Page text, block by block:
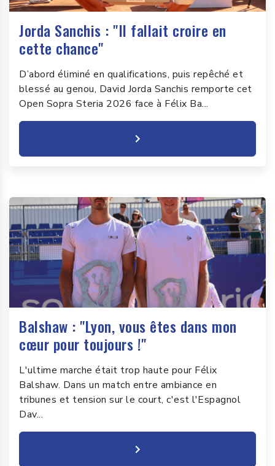
Jorda Sanchis : "Il fallait croire en
cette chance"
D’abord éliminé en qualifications, puis repêché et
blessé au genou, David Jorda Sanchis remporte cet
Open Sopra Steria 2026 face à Félix Ba...
Balshaw : "Lyon, vous êtes dans mon
cœur pour toujours !"
L'ultime marche était trop haute pour Félix
Balshaw. Dans un match entre ambiance en
tribunes et tension sur le court, c'est l'Espagnol
Dav...